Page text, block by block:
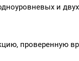
и
проверенную